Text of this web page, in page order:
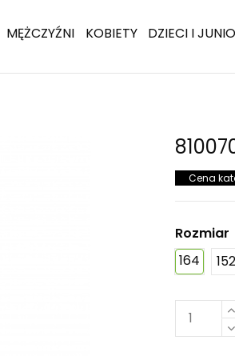
MĘŻCZYŹNI KOBIETY DZIECI I
Cena
Rozmiar
164
152